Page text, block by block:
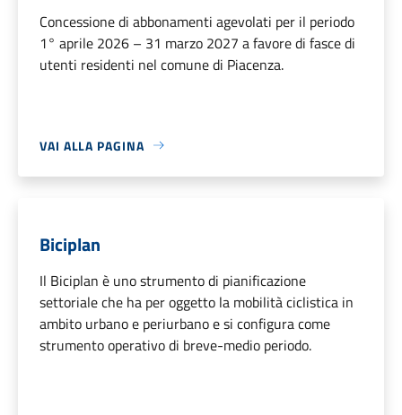
Concessione di abbonamenti agevolati per il periodo
1° aprile 2026 – 31 marzo 2027 a favore di fasce di
utenti residenti nel comune di Piacenza.
VAI ALLA PAGINA
Biciplan
Il Biciplan è uno strumento di pianificazione
settoriale che ha per oggetto la mobilità ciclistica in
ambito urbano e periurbano e si configura come
strumento operativo di breve-medio periodo.